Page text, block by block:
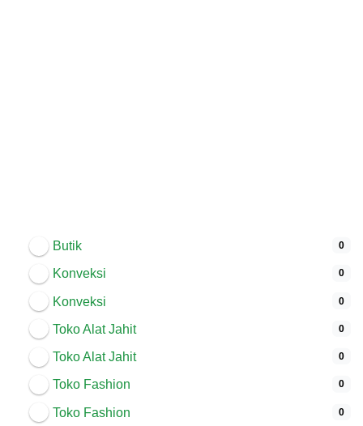
Butik 0
Konveksi 0
Konveksi 0
Toko Alat Jahit 0
Toko Alat Jahit 0
Toko Fashion 0
Toko Fashion 0